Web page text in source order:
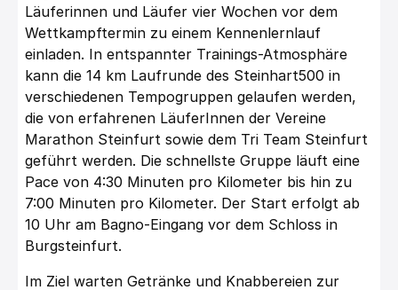
Läuferinnen und Läufer vier Wochen vor dem
Wettkampftermin zu einem Kennenlernlauf
einladen. In entspannter Trainings-Atmosphäre
kann die 14 km Laufrunde des Steinhart500 in
verschiedenen Tempogruppen gelaufen werden,
die von erfahrenen LäuferInnen der Vereine
Marathon Steinfurt sowie dem Tri Team Steinfurt
geführt werden. Die schnellste Gruppe läuft eine
Pace von 4:30 Minuten pro Kilometer bis hin zu
7:00 Minuten pro Kilometer. Der Start erfolgt ab
10 Uhr am Bagno-Eingang vor dem Schloss in
Burgsteinfurt.
Im Ziel warten Getränke und Knabbereien zur